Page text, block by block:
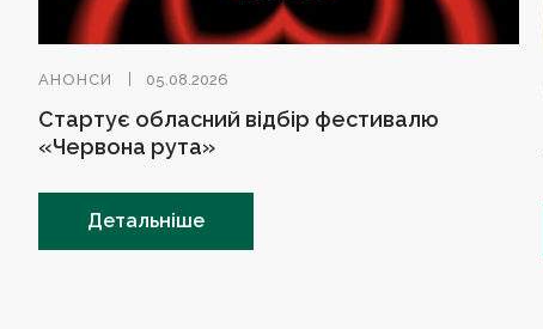
АНОНСИ 05.08.2026
Стартує обласний відбір фестивалю
«Червона рута»
Детальніше